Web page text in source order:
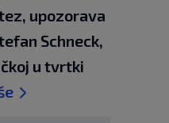
upozorava
Schneck,
u tvrtki